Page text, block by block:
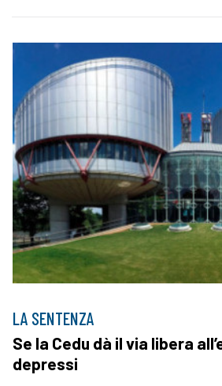
LA SENTENZA
Se la Cedu dà il via libera
depressi